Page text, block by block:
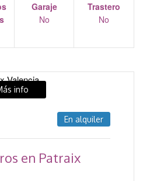
Garaje
No
Trastero
No
info
En alquiler
en Patraix